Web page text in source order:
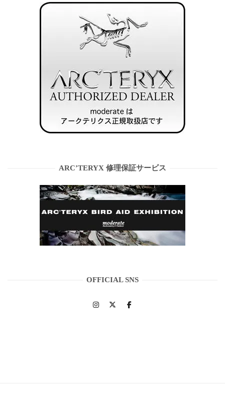
ARC’TERYX 修理保証サービス
OFFICIAL SNS